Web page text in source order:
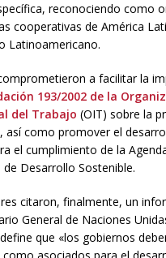
reconociendo como
cooperativas de América
Latinoamericano.
a facilitar la
193/2002 de la
del Trabajo (OIT) sobre la
así como promover el
el cumplimiento de la
Desarrollo Sostenible.
citaron, finalmente, un
General de Naciones
que «los gobiernos